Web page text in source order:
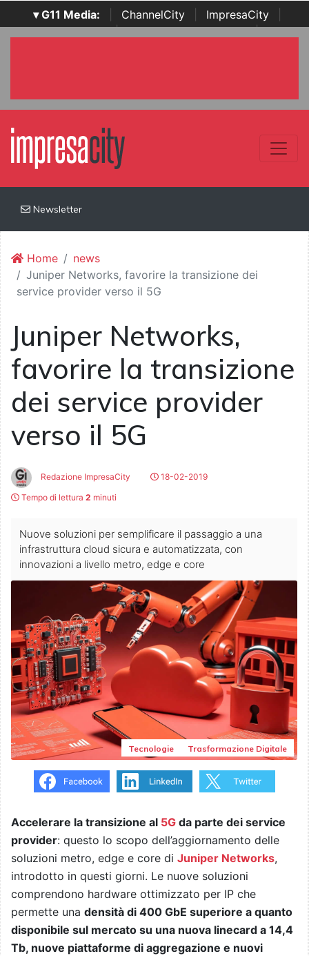
▾ G11 Media: ChannelCity ImpresaCity
SecurityOpenLab | Italian Channel Awards | Italian
Newsletter
Home
news
Juniper Networks, favorire la transizione dei
service provider verso il 5G
Juniper Networks,
favorire la transizione
dei service provider
verso il 5G
Redazione ImpresaCity
18-02-2019
Tempo di lettura 2 minuti
Nuove soluzioni per semplificare il passaggio a una
infrastruttura cloud sicura e automatizzata, con
innovazioni a livello metro, edge e core
Tecnologie Trasformazione Digitale
Accelerare la transizione al 5G da parte dei service
provider: questo lo scopo dell’aggiornamento delle
soluzioni metro, edge e core di Juniper Networks,
introdotto in questi giorni. Le nuove soluzioni
comprendono hardware ottimizzato per IP che
permette una densità di 400 GbE superiore a quanto
disponibile sul mercato su una nuova linecard a 14,4
Tb, nuove piattaforme di aggregazione e nuovi